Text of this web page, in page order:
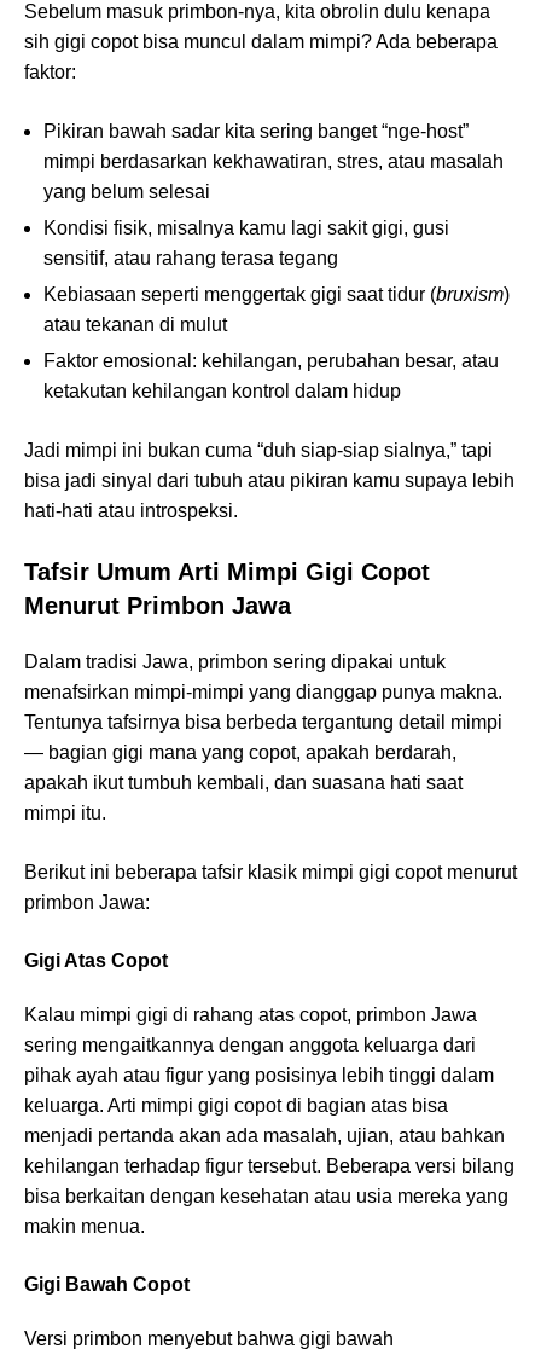
Sebelum masuk primbon-nya, kita obrolin dulu kenapa
sih gigi copot bisa muncul dalam mimpi? Ada beberapa
faktor:
Pikiran bawah sadar kita sering banget “nge-host”
mimpi berdasarkan kekhawatiran, stres, atau masalah
yang belum selesai
Kondisi fisik, misalnya kamu lagi sakit gigi, gusi
sensitif, atau rahang terasa tegang
Kebiasaan seperti menggertak gigi saat tidur (bruxism)
atau tekanan di mulut
Faktor emosional: kehilangan, perubahan besar, atau
ketakutan kehilangan kontrol dalam hidup
Jadi mimpi ini bukan cuma “duh siap-siap sialnya,” tapi
bisa jadi sinyal dari tubuh atau pikiran kamu supaya lebih
hati-hati atau introspeksi.
Tafsir Umum Arti Mimpi Gigi Copot
Menurut Primbon Jawa
Dalam tradisi Jawa, primbon sering dipakai untuk
menafsirkan mimpi-mimpi yang dianggap punya makna.
Tentunya tafsirnya bisa berbeda tergantung detail mimpi
— bagian gigi mana yang copot, apakah berdarah,
apakah ikut tumbuh kembali, dan suasana hati saat
mimpi itu.
Berikut ini beberapa tafsir klasik mimpi gigi copot menurut
primbon Jawa:
Gigi Atas Copot
Kalau mimpi gigi di rahang atas copot, primbon Jawa
sering mengaitkannya dengan anggota keluarga dari
pihak ayah atau figur yang posisinya lebih tinggi dalam
keluarga. Arti mimpi gigi copot di bagian atas bisa
menjadi pertanda akan ada masalah, ujian, atau bahkan
kehilangan terhadap figur tersebut. Beberapa versi bilang
bisa berkaitan dengan kesehatan atau usia mereka yang
makin menua.
Gigi Bawah Copot
Versi primbon menyebut bahwa gigi bawah